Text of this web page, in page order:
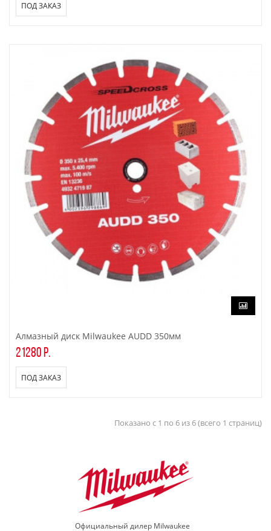
ПОД ЗАКАЗ
Алмазный диск Milwaukee AUDD 350мм
21280 р.
ПОД ЗАКАЗ
Показано с 1 по 6 из 6 (всего 1 страниц)
Официальный дилер Milwaukee